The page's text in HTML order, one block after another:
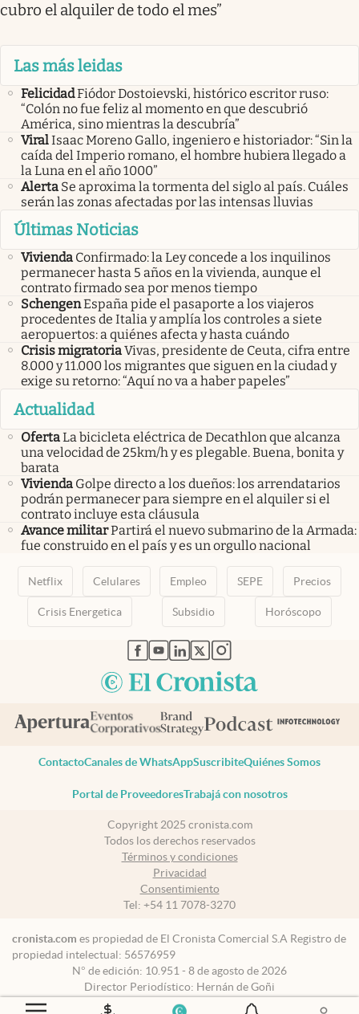
cubro el alquiler de todo el mes”
Las más leidas
FelicidadFiódor Dostoievski, histórico escritor ruso:
“Colón no fue feliz al momento en que descubrió
América, sino mientras la descubría”
ViralIsaac Moreno Gallo, ingeniero e historiador: “Sin la
caída del Imperio romano, el hombre hubiera llegado a
la Luna en el año 1000”
Alerta Se aproxima la tormenta del siglo al país. Cuáles
serán las zonas afectadas por las intensas lluvias
Últimas Noticias
Vivienda Confirmado: la Ley concede a los inquilinos
permanecer hasta 5 años en la vivienda, aunque el
contrato firmado sea por menos tiempo
SchengenEspaña pide el pasaporte a los viajeros
procedentes de Italia y amplía los controles a siete
aeropuertos: a quiénes afecta y hasta cuándo
Crisis migratoriaVivas, presidente de Ceuta, cifra entre
8.000 y 11.000 los migrantes que siguen en la ciudad y
exige su retorno: “Aquí no va a haber papeles”
Actualidad
OfertaLa bicicleta eléctrica de Decathlon que alcanza
una velocidad de 25km/h y es plegable. Buena, bonita y
barata
Vivienda Golpe directo a los dueños: los arrendatarios
podrán permanecer para siempre en el alquiler si el
contrato incluye esta cláusula
Avance militarPartirá el nuevo submarino de la Armada:
fue construido en el país y es un orgullo nacional
Netflix Celulares Empleo SEPE Precios
Crisis Energetica Subsidio Horóscopo
abre en nueva pestaña
abre en nueva pestaña
abre en nueva pestaña
abre en nueva pestaña
abre en nueva pestaña
ContactoCanales de WhatsAppSuscribiteQuiénes Somos
Portal de ProveedoresTrabajá con nosotros
Copyright 2025 cronista.com
Todos los derechos reservados
Términos y condiciones
Privacidad
Consentimiento
Tel: +54 11 7078-3270
cronista.com es propiedad de El Cronista Comercial S.A Registro de
propiedad intelectual: 56576959
N° de edición: 10.951 - 8 de agosto de 2026
Director Periodístico: Hernán de Goñi